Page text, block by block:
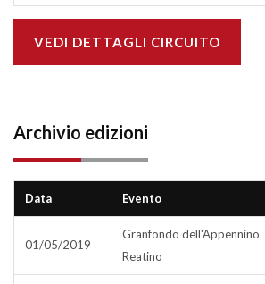
VEDI DETTAGLI CIRCUITO
Archivio edizioni
Data Evento
01/05/2019
Granfondo dell'Appennino
Reatino